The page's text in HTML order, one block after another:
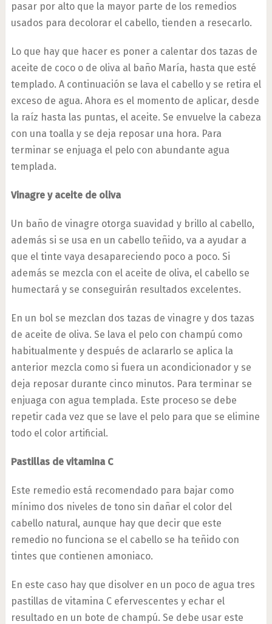
pasar por alto que la mayor parte de los remedios
usados para decolorar el cabello, tienden a resecarlo.
Lo que hay que hacer es poner a calentar dos tazas de
aceite de coco o de oliva al baño María, hasta que esté
templado. A continuación se lava el cabello y se retira el
exceso de agua. Ahora es el momento de aplicar, desde
la raíz hasta las puntas, el aceite. Se envuelve la cabeza
con una toalla y se deja reposar una hora. Para
terminar se enjuaga el pelo con abundante agua
templada.
Vinagre y aceite de oliva
Un baño de vinagre otorga suavidad y brillo al cabello,
además si se usa en un cabello teñido, va a ayudar a
que el tinte vaya desapareciendo poco a poco. Si
además se mezcla con el aceite de oliva, el cabello se
humectará y se conseguirán resultados excelentes.
En un bol se mezclan dos tazas de vinagre y dos tazas
de aceite de oliva. Se lava el pelo con champú como
habitualmente y después de aclararlo se aplica la
anterior mezcla como si fuera un acondicionador y se
deja reposar durante cinco minutos. Para terminar se
enjuaga con agua templada. Este proceso se debe
repetir cada vez que se lave el pelo para que se elimine
todo el color artificial.
Pastillas de vitamina C
Este remedio está recomendado para bajar como
mínimo dos niveles de tono sin dañar el color del
cabello natural, aunque hay que decir que este
remedio no funciona se el cabello se ha teñido con
tintes que contienen amoniaco.
En este caso hay que disolver en un poco de agua tres
pastillas de vitamina C efervescentes y echar el
resultado en un bote de champú. Se debe usar este